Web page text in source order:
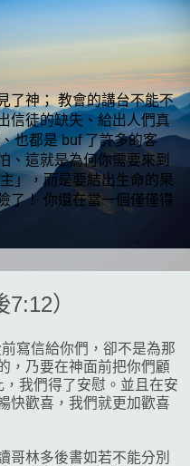
了神； 教會的講台不能不
信徒的缺失、給出人們真
也都是 buf 了許多的客
、這就是為何你需要來到
」，而是要結出生命的果
了！ 你還在當一個僅僅得
）
寫信給你們，卻不是為那
，乃要在神面前把你們顧
我們得了安慰。並且在安
快歡喜，我們就更加歡喜
哥林多後書如若不能分別